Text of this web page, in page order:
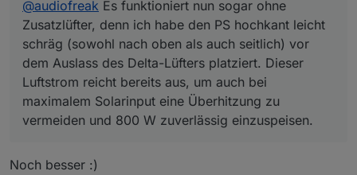
@audiofreak Es funktioniert nun sogar ohne
Zusatzlüfter, denn ich habe den PS hochkant leicht
schräg (sowohl nach oben als auch seitlich) vor
dem Auslass des Delta-Lüfters platziert. Dieser
Luftstrom reicht bereits aus, um auch bei
maximalem Solarinput eine Überhitzung zu
vermeiden und 800 W zuverlässig einzuspeisen.
Noch besser :)